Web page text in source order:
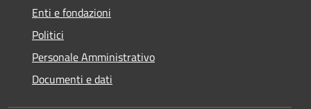
Enti e fondazioni
Politici
Personale Amministrativo
Documenti e dati